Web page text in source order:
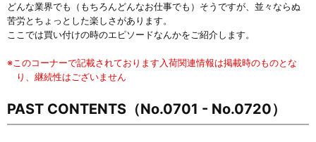
どんな業界でも（もちろんどんなお仕事でも）そうですが、並々ならぬ
苦労とちょっとした楽しさがあります。
ここでは買い付けの時のエピソードなんかをご紹介します。
※このコーナーで記載されております入荷関連情報は掲載時のものとな
り、継続性はございません
PAST CONTENTS（No.0701 - No.0720）